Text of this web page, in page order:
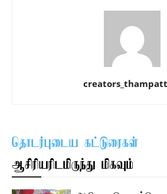
தொடர்புடைய கட்டுரைகள்
ஆசிரியரிடமிருந்து மிகவும்